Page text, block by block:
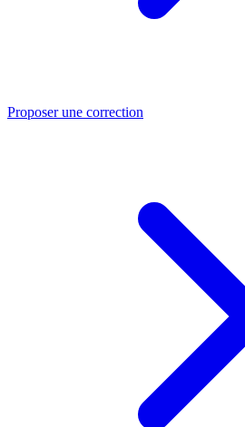
Proposer une correction